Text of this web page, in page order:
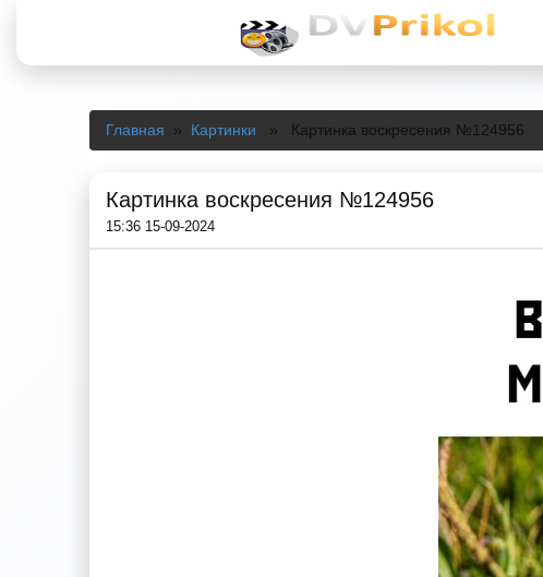
Главная » Картинки » Картинка воскресения №124956
Картинка воскресения №124956
15:36 15-09-2024